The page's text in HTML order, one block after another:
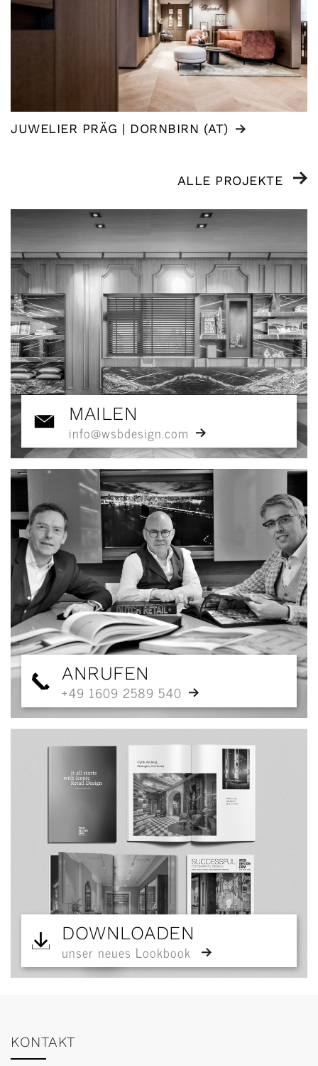
JUWELIER PRÄG | DORNBIRN (AT)
ALLE PROJEKTE
MAILEN
info@wsbdesign.com
ANRUFEN
+49 1609 2589 540
DOWNLOADEN
unser neues Lookbook
KONTAKT